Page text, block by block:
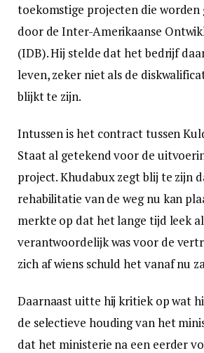
toekomstige projecten die worden
door de Inter-Amerikaanse
(IDB). Hij stelde dat het bedrijf
leven, zeker niet als de
blijkt te zijn.
Intussen is het contract tussen
Staat al getekend voor de
project. Khudabux zegt blij te zijn
rehabilitatie van de weg nu kan
merkte op dat het lange tijd leek
verantwoordelijk was voor de
zich af wiens schuld het vanaf nu
Daarnaast uitte hij kritiek op wat
de selectieve houding van het
dat het ministerie na een eerder